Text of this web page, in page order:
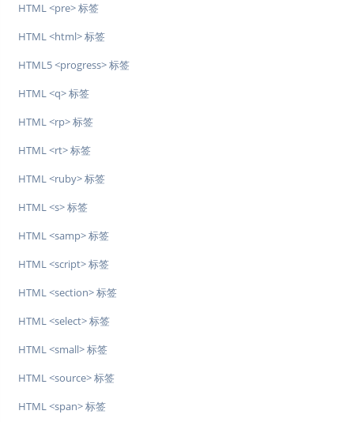
HTML <pre> 标签
HTML <html> 标签
HTML5 <progress> 标签
HTML <q> 标签
HTML <rp> 标签
HTML <rt> 标签
HTML <ruby> 标签
HTML <s> 标签
HTML <samp> 标签
HTML <script> 标签
HTML <section> 标签
HTML <select> 标签
HTML <small> 标签
HTML <source> 标签
HTML <span> 标签